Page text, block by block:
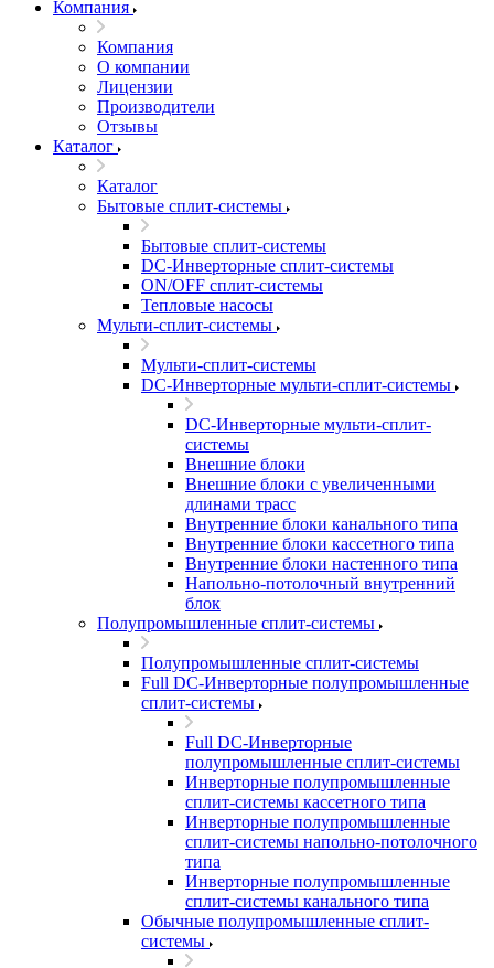
Компания
Компания
О компании
Лицензии
Производители
Отзывы
Каталог
Каталог
Бытовые сплит-системы
Бытовые сплит-системы
DC-Инверторные сплит-системы
ON/OFF сплит-системы
Тепловые насосы
Мульти-сплит-системы
Мульти-сплит-системы
DC-Инверторные мульти-сплит-системы
DC-Инверторные мульти-сплит-
системы
Внешние блоки
Внешние блоки с увеличенными
длинами трасс
Внутренние блоки канального типа
Внутренние блоки кассетного типа
Внутренние блоки настенного типа
Напольно-потолочный внутренний
блок
Полупромышленные сплит-системы
Полупромышленные сплит-системы
Full DC-Инверторные полупромышленные
сплит-системы
Full DC-Инверторные
полупромышленные сплит-системы
Инверторные полупромышленные
сплит-системы кассетного типа
Инверторные полупромышленные
сплит-системы напольно-потолочного
типа
Инверторные полупромышленные
сплит-системы канального типа
Обычные полупромышленные сплит-
системы